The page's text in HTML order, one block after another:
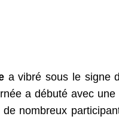
a vibré sous le signe
a débuté avec
nombreux